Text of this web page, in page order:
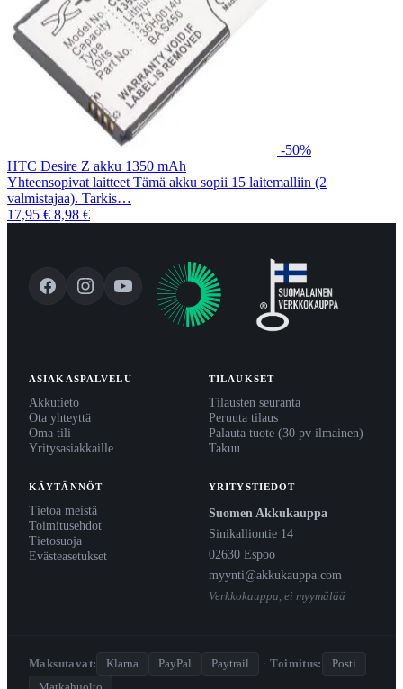
-50%
HTC Desire Z akku 1350 mAh
Yhteensopivat laitteet Tämä akku sopii 15 laitemalliin (2
valmistajaa). Tarkis…
17,95 € 8,98 €
ASIAKASPALVELU
Akkutieto
Ota yhteyttä
Oma tili
Yritysasiakkaille
TILAUKSET
Tilausten seuranta
Peruuta tilaus
Palauta tuote (30 pv ilmainen)
Takuu
KÄYTÄNNÖT
Tietoa meistä
Toimitusehdot
Tietosuoja
Evästeasetukset
YRITYSTIEDOT
Suomen Akkukauppa
Sinikalliontie 14
02630 Espoo
myynti@akkukauppa.com
Verkkokauppa, ei myymälää
Maksutavat: Klarna PayPal Paytrail · Toimitus:
Posti